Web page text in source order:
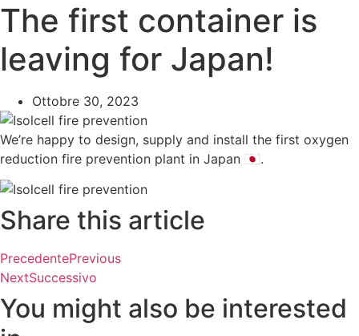
The first container is
leaving for Japan!
Ottobre 30, 2023
We’re happy to design, supply and install the first oxygen
reduction fire prevention plant in Japan 🇯🇵.
Share this article
PrecedentePrevious
NextSuccessivo
You might also be interested